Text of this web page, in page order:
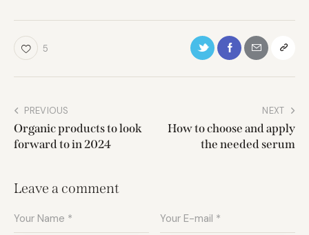
5
PREVIOUS
Organic products to look
forward to in 2024
NEXT
How to choose and apply
the needed serum
Leave a comment